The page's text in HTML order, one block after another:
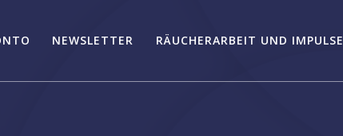
NEWSLETTER RÄUCHERARBEIT UND IMPULSE